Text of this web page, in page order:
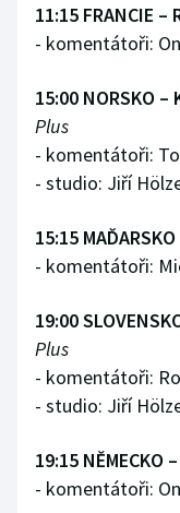
Plavání
Ragby
Rychlobruslení
Short track
Sportovní střelba
Stolní tenis
Veslování
11:15 FRANCIE –
- komentátoři:
15:00 NORSKO –
Plus
- komentátoři:
- studio: Jiří
15:15
- komentátoři:
19:00
Plus
- komentátoři:
- studio: Jiří
19:15 NĚMECKO
- komentátoři: